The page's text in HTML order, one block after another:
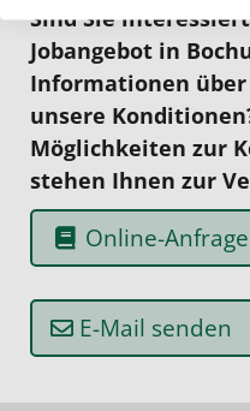
Sind Sie
Jobangebot in
Informationen
unsere
Möglichkeiten zur
stehen Ihnen zur
Online-
E-Mail senden